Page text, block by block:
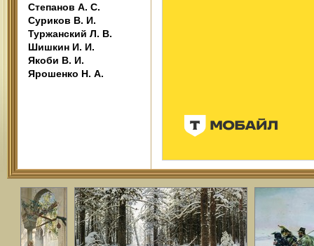
Степанов А. С.
Суриков В. И.
Туржанский Л. В.
Шишкин И. И.
Якоби В. И.
Ярошенко Н. А.